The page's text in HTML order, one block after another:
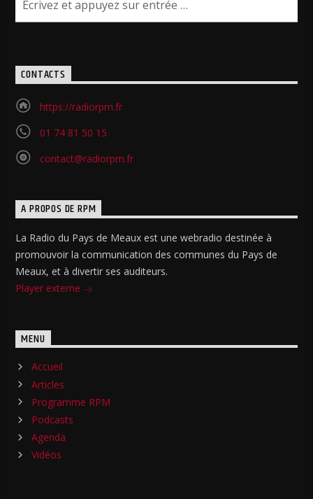
CONTACTS
https://radiorpm.fr
01 74 81 50 15
contact@radiorpm.fr
A PROPOS DE RPM
La Radio du Pays de Meaux est une webradio destinée à
promouvoir la communication des communes du Pays de
Meaux, et à divertir ses auditeurs.
Player externe
MENU
Accueil
Articles
Programme RPM
Podcasts
Agenda
Vidéos